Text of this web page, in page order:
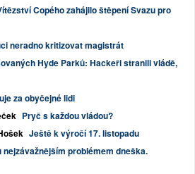
Copého zahájilo štěpení Svazu pro
neradno kritizovat magistrát
Hyde Parků: Hackeři stranili vládě,
za obyčejné lidi
Pryč s každou vládou?
Ještě k výročí 17. listopadu
nejzávažnějším problémem dneška.